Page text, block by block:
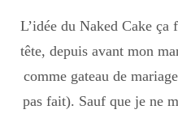
L’idée du Naked Cake ça
tête, depuis avant mon
comme gateau de
pas fait). Sauf que je ne